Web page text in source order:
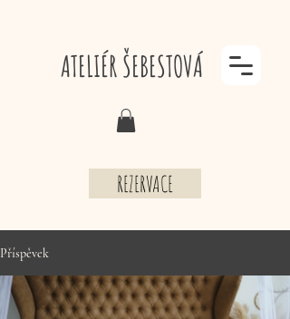
ATELIÉR ŠEBESTOVÁ
REZERVACE
Příspěvek